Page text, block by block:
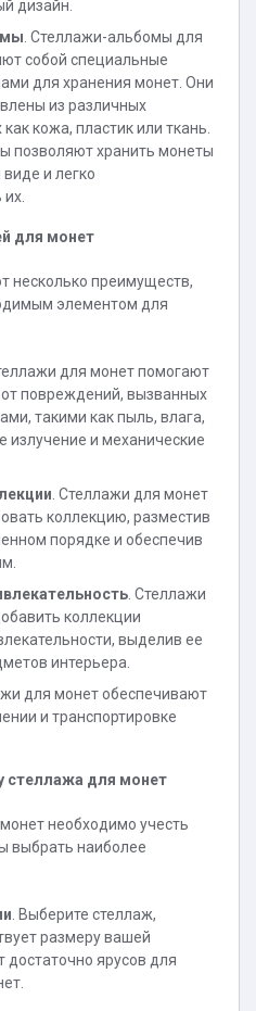
дизайн.
. Стеллажи-альбомы для
собой специальные
для хранения монет. Они
из различных
кожа, пластик или ткань.
позволяют хранить монеты
и легко
для монет
несколько преимуществ,
элементом для
для монет помогают
повреждений, вызванных
такими как пыль, влага,
излучение и механические
. Стеллажи для монет
коллекцию, разместив
порядке и обеспечив
. Стеллажи
коллекции
выделив ее
интерьера.
для монет обеспечивают
и транспортировке
стеллажа для монет
необходимо учесть
выбрать наиболее
. Выберите стеллаж,
размеру вашей
достаточно ярусов для